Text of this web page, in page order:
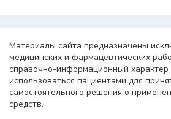
Материалы сайта предназначены
медицинских и фармацевтических
справочно-информационный
использоваться пациентами для
самостоятельного решения о
средств.